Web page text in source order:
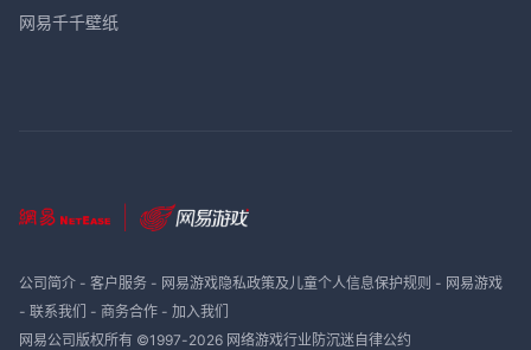
网易千千壁纸
公司简介- 客户服务- 网易游戏隐私政策及儿童个人信息保护规则 - 网易游戏
- 联系我们 - 商务合作- 加入我们
网易公司版权所有 ©1997-2026 网络游戏行业防沉迷自律公约